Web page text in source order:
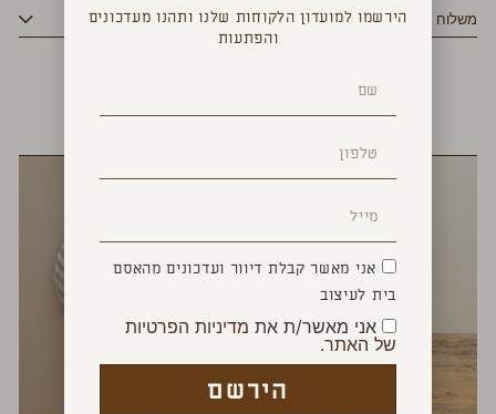
משלוח
הירשמו למועדון הלקוחות שלנו ותהנו מעדכונים
והפתעות
אני מאשר קבלת דיוור ועדכונים מהאסם
בית לעיצוב
אני מאשר/ת את מדיניות הפרטיות
של האתר.
הירשם